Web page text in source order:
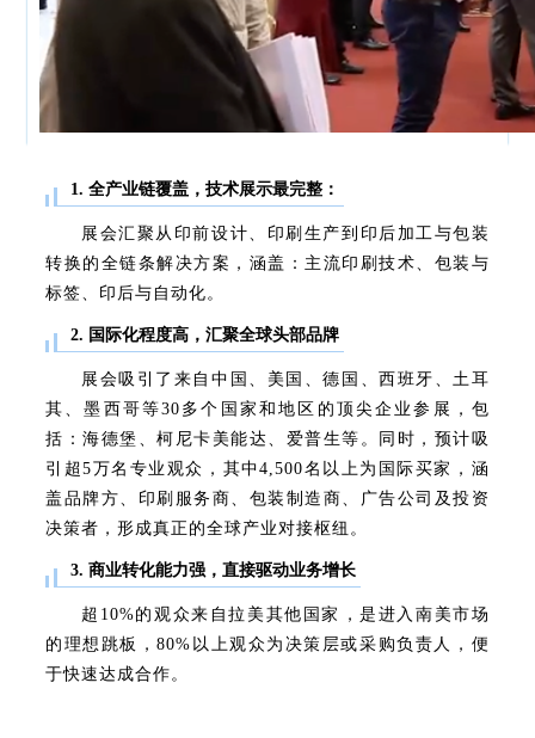
1. ‌全产业链覆盖，技术展示最完整：
展会汇聚从印前设计、印刷生产到印后加工与包装
转换的全链条解决方案，涵盖：主流印刷技术、包装与
标签、印后与自动化。
2. ‌国际化程度高，汇聚全球头部品牌
展会吸引了来自中国、美国、德国、西班牙、土耳
其、墨西哥等30多个国家和地区的顶尖企业参展，包
括：海德堡、柯尼卡美能达、 爱普生等。同时，预计吸
引超‌5万名专业观众‌，其中‌4,500名以上为国际买家‌，涵
盖品牌方、印刷服务商、包装制造商、广告公司及投资
决策者，形成真正的全球产业对接枢纽。
3. ‌商业转化能力强，直接驱动业务增长
超‌10%的观众来自拉美其他国家‌，是进入南美市场
的理想跳板，80%以上观众为决策层或采购负责人‌，便
于快速达成合作。